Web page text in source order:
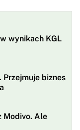
wynikach KGL
Przejmuje biznes
Modivo. Ale